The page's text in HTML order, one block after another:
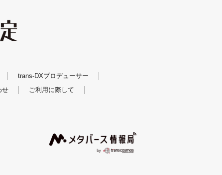
trans-DXプロデューサー
せ
ご利用に際して